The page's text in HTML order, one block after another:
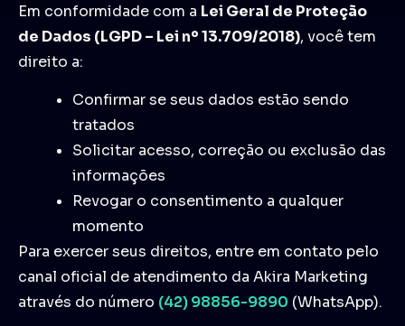
Em conformidade com a Lei Geral de Proteção
de Dados (LGPD – Lei nº 13.709/2018), você tem
direito a:
Confirmar se seus dados estão sendo
tratados
Solicitar acesso, correção ou exclusão das
informações
Revogar o consentimento a qualquer
momento
Para exercer seus direitos, entre em contato pelo
canal oficial de atendimento da Akira Marketing
através do número (42) 98856-9890 (WhatsApp).